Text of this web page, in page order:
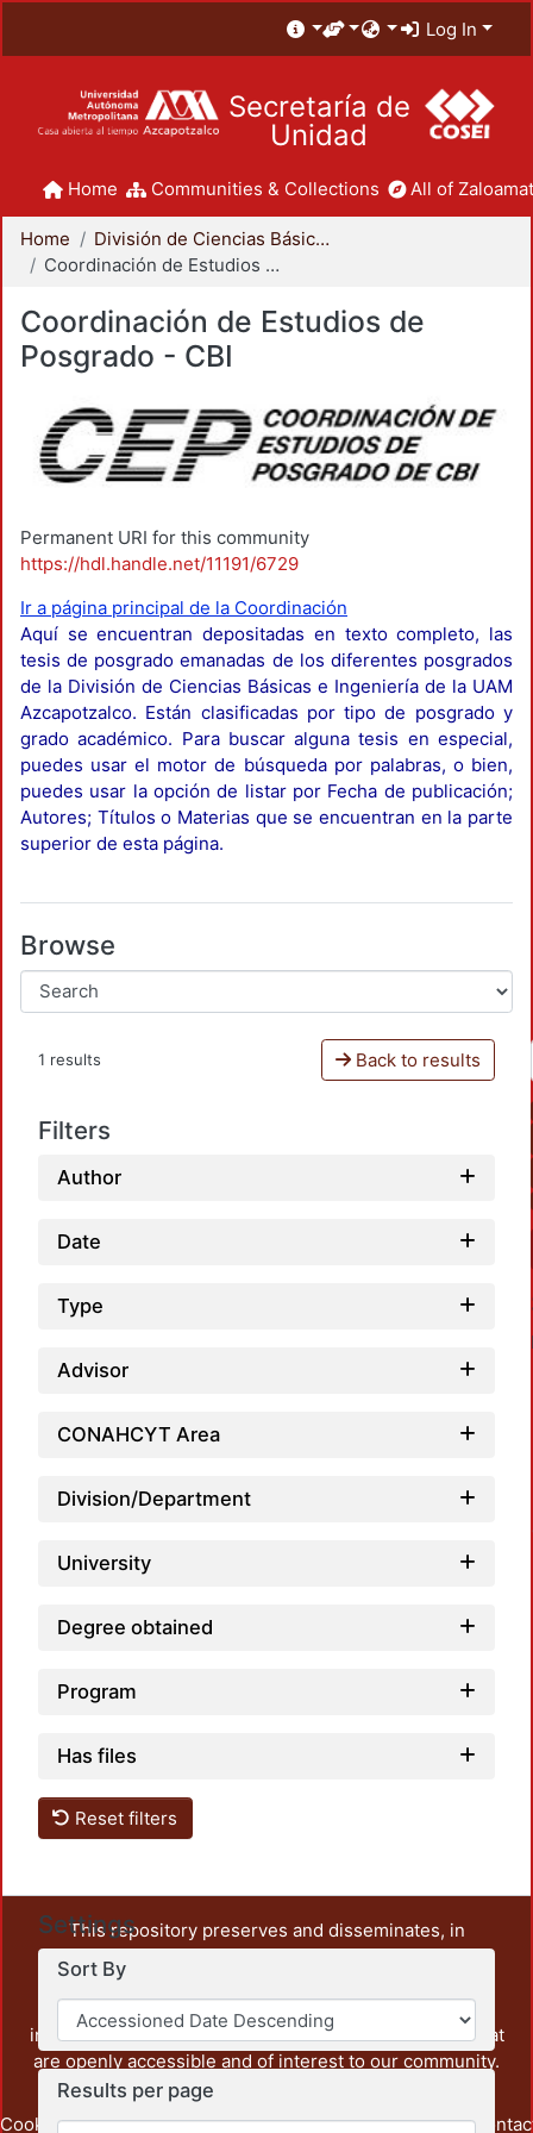
Log In
Secretaría de
Unidad
Home Communities & Collections All of
Home
División de Ciencias Básicas e Ingeniería
Coordinación de Estudios de Posgrado - CBI
Coordinación de Estudios de
Posgrado - CBI
Permanent URI for this community
https://hdl.handle.net/11191/6729
Ir a página principal de la Coordinación
Aquí se encuentran depositadas en texto completo, las
tesis de posgrado emanadas de los diferentes posgrados
de la División de Ciencias Básicas e Ingeniería de la UAM
Azcapotzalco. Están clasificadas por tipo de posgrado y
grado académico. Para buscar alguna tesis en especial,
puedes usar el motor de búsqueda por palabras, o bien,
puedes usar la opción de listar por Fecha de publicación;
Autores; Títulos o Materias que se encuentran en la parte
superior de esta página.
Browse
1 results Back to results
Filters
Author
Date
Type
Advisor
CONAHCYT Area
Division/Department
University
Degree obtained
Program
Has files
Reset filters
Settings
Sort By
Results per page
This repository preserves and disseminates, in
unrestricted open access, the teaching and research
output of UAM Azcapotzalco. It also includes some
administrative and graphic documents from the
institution, as well as content from other institutions that
are openly accessible and of interest to our community.
Cookie Privacy End User Send